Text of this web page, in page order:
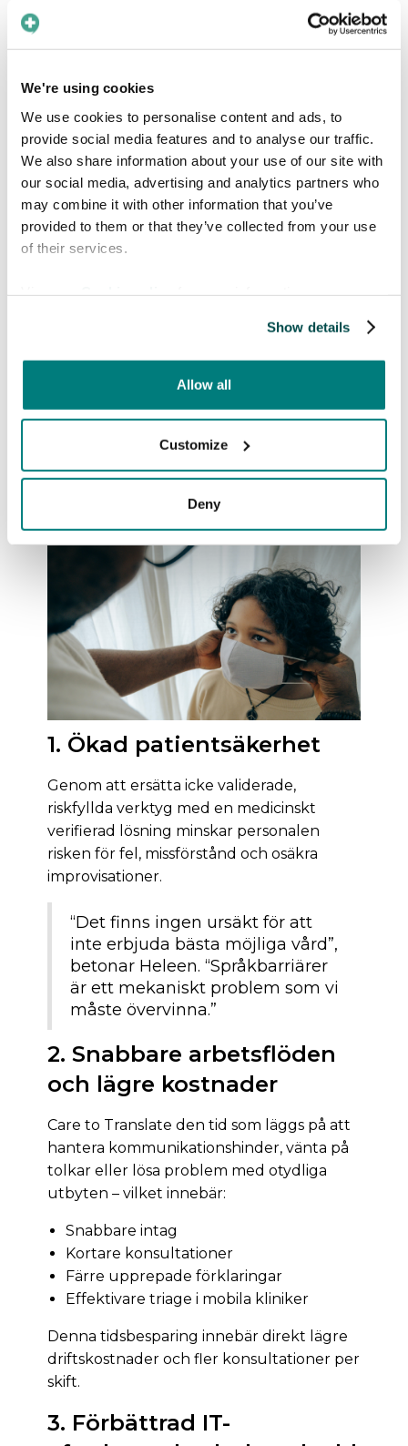
We're using cookies
We use cookies to personalise content and ads, to
provide social media features and to analyse our traffic.
We also share information about your use of our site with
our social media, advertising and analytics partners who
may combine it with other information that you’ve
provided to them or that they’ve collected from your use
of their services.
Show details
Allow all
Customize
Deny
och patienter på olika
kliniker
Med mer än 300 frivilliga vårdpersonal
behövde den icke-statliga organisationen
ett verktyg som var lätt att använda och
tillgängligt på alla enheter:
volontärer, kan använda appen.”
Walk-in hälsokaféer
Psykosociala stödsamtal
Tandvård och reproduktiv hälsovård
Resultatet
1. Ökad patientsäkerhet
Genom att ersätta icke validerade,
riskfyllda verktyg med en medicinskt
verifierad lösning minskar personalen
risken för fel, missförstånd och osäkra
improvisationer.
“Det finns ingen ursäkt för att
inte erbjuda bästa möjliga vård”,
betonar Heleen. “Språkbarriärer
är ett mekaniskt problem som vi
måste övervinna.”
2. Snabbare arbetsflöden
och lägre kostnader
Care to Translate den tid som läggs på att
hantera kommunikationshinder, vänta på
tolkar eller lösa problem med otydliga
utbyten – vilket innebär:
Snabbare intag
Kortare konsultationer
Färre upprepade förklaringar
Effektivare triage i mobila kliniker
Denna tidsbesparing innebär direkt lägre
driftskostnader och fler konsultationer per
skift.
3. Förbättrad IT-